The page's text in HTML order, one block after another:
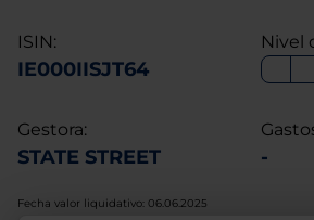
ISIN:
IE000IISJT64
Nivel
Gestora:
STATE STREET -
Fecha valor liquidativo: 06.06.2025